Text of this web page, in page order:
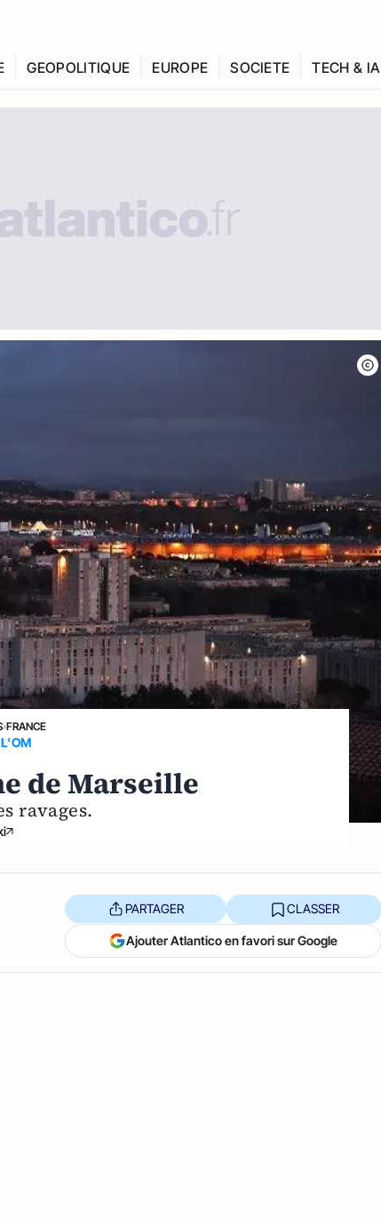
GEOPOLITIQUE EUROPE SOCIETE TECH & IA
›FRANCE
de Marseille
ravages.
PARTAGER CLASSER
Ajouter Atlantico en favori sur Google